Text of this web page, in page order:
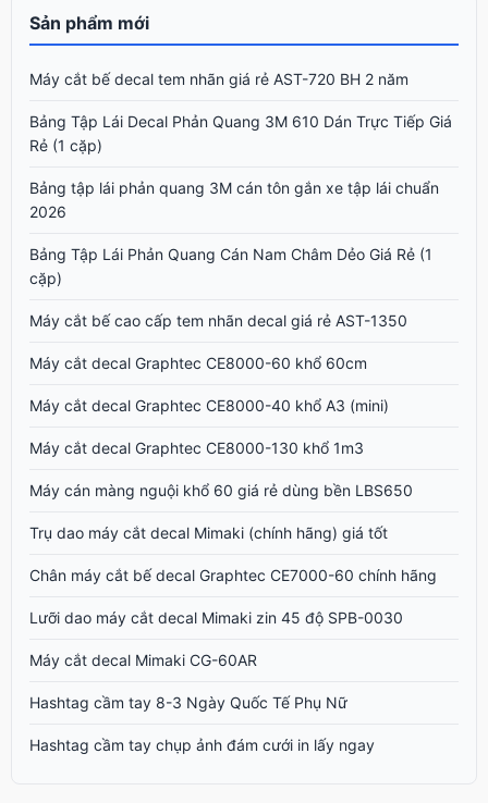
Sản phẩm mới
Máy cắt bế decal tem nhãn giá rẻ AST-720 BH 2 năm
Bảng Tập Lái Decal Phản Quang 3M 610 Dán Trực Tiếp Giá
Rẻ (1 cặp)
Bảng tập lái phản quang 3M cán tôn gắn xe tập lái chuẩn
2026
Bảng Tập Lái Phản Quang Cán Nam Châm Dẻo Giá Rẻ (1
cặp)
Máy cắt bế cao cấp tem nhãn decal giá rẻ AST-1350
Máy cắt decal Graphtec CE8000-60 khổ 60cm
Máy cắt decal Graphtec CE8000-40 khổ A3 (mini)
Máy cắt decal Graphtec CE8000-130 khổ 1m3
Máy cán màng nguội khổ 60 giá rẻ dùng bền LBS650
Trụ dao máy cắt decal Mimaki (chính hãng) giá tốt
Chân máy cắt bế decal Graphtec CE7000-60 chính hãng
Lưỡi dao máy cắt decal Mimaki zin 45 độ SPB-0030
Máy cắt decal Mimaki CG-60AR
Hashtag cầm tay 8-3 Ngày Quốc Tế Phụ Nữ
Hashtag cầm tay chụp ảnh đám cưới in lấy ngay